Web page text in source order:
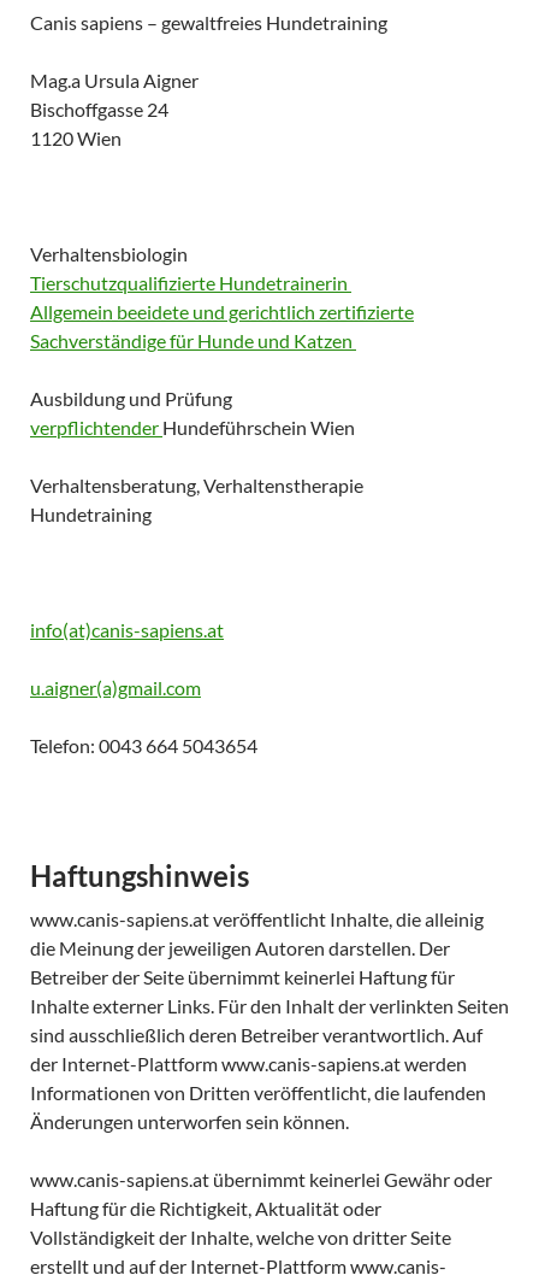
Canis sapiens – gewaltfreies Hundetraining
Mag.a Ursula Aigner
Bischoffgasse 24
1120 Wien
Verhaltensbiologin
Tierschutzqualifizierte Hundetrainerin
Allgemein beeidete und gerichtlich zertifizierte
Sachverständige für Hunde und Katzen
Ausbildung und Prüfung
verpflichtender Hundeführschein Wien
Verhaltensberatung, Verhaltenstherapie
Hundetraining
info(at)canis-sapiens.at
u.aigner(a)gmail.com
Telefon: 0043 664 5043654
Haftungshinweis
www.canis-sapiens.at veröffentlicht Inhalte, die alleinig
die Meinung der jeweiligen Autoren darstellen. Der
Betreiber der Seite übernimmt keinerlei Haftung für
Inhalte externer Links. Für den Inhalt der verlinkten Seiten
sind ausschließlich deren Betreiber verantwortlich. Auf
der Internet-Plattform www.canis-sapiens.at werden
Informationen von Dritten veröffentlicht, die laufenden
Änderungen unterworfen sein können.
www.canis-sapiens.at übernimmt keinerlei Gewähr oder
Haftung für die Richtigkeit, Aktualität oder
Vollständigkeit der Inhalte, welche von dritter Seite
erstellt und auf der Internet-Plattform www.canis-